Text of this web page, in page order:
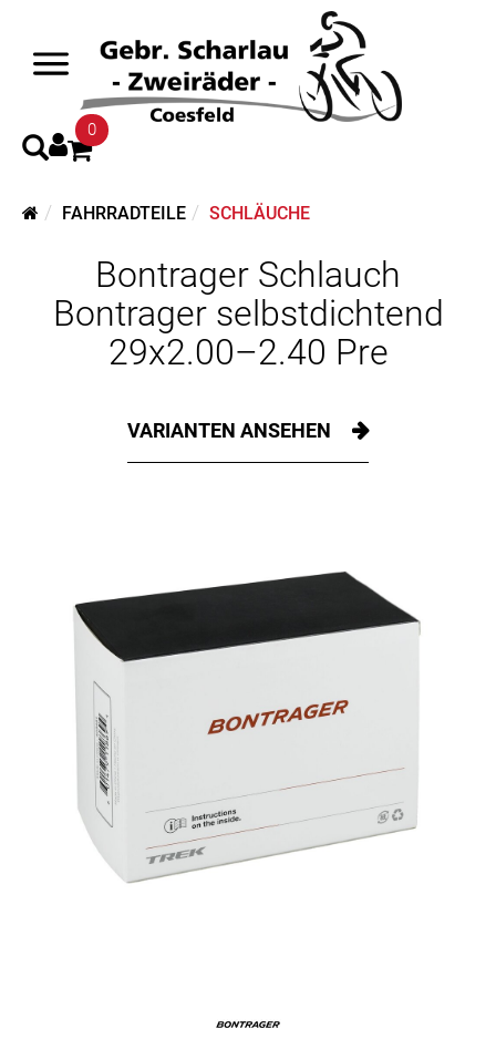
0
FAHRRADTEILE SCHLÄUCHE
Bontrager Schlauch
Bontrager selbstdichtend
29x2.00–2.40 Pre
VARIANTEN ANSEHEN